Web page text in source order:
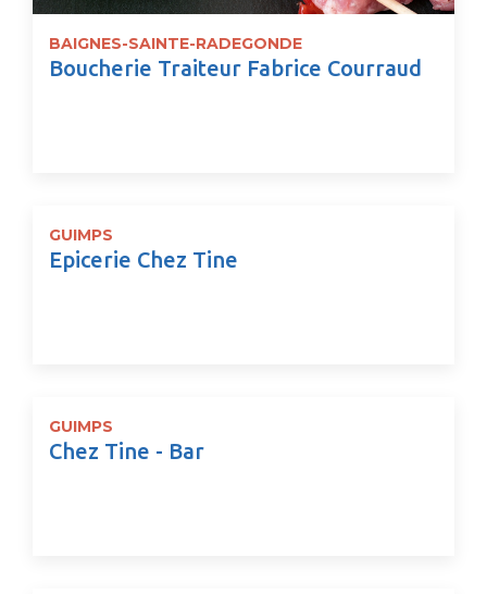
BAIGNES-SAINTE-RADEGONDE
Boucherie Traiteur Fabrice Courraud
GUIMPS
Epicerie Chez Tine
GUIMPS
Chez Tine - Bar